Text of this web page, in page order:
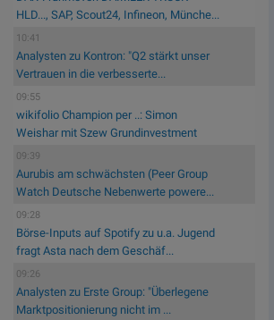
HLD..., SAP, Scout24, Infineon, Münche...
10:41
Analysten zu Kontron: "Q2 stärkt unser
Vertrauen in die verbesserte...
09:55
wikifolio Champion per ..: Simon
Weishar mit Szew Grundinvestment
09:39
Aurubis am schwächsten (Peer Group
Watch Deutsche Nebenwerte powere...
09:28
Börse-Inputs auf Spotify zu u.a. Jugend
fragt Asta nach dem Geschäf...
09:26
Analysten zu Erste Group: "Überlegene
Marktpositionierung nicht im ...